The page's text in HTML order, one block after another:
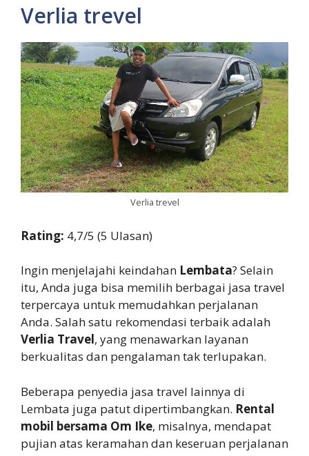
Verlia trevel
Verlia trevel
Rating: 4,7/5 (5 Ulasan)
Ingin menjelajahi keindahan Lembata? Selain
itu, Anda juga bisa memilih berbagai jasa travel
terpercaya untuk memudahkan perjalanan
Anda. Salah satu rekomendasi terbaik adalah
Verlia Travel, yang menawarkan layanan
berkualitas dan pengalaman tak terlupakan.
Beberapa penyedia jasa travel lainnya di
Lembata juga patut dipertimbangkan. Rental
mobil bersama Om Ike, misalnya, mendapat
pujian atas keramahan dan keseruan perjalanan